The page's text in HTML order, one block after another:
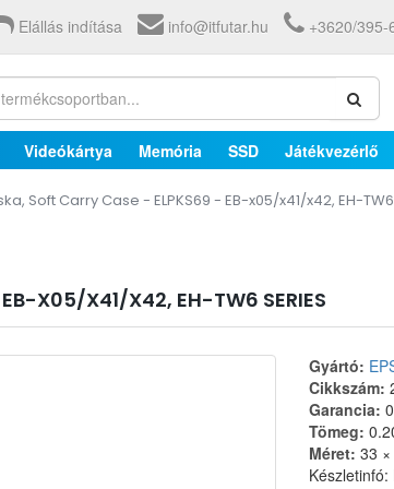
Elállás indítása info@itfutar.hu +3620/
Videókártya Memória SSD Játékvezérlő
Soft Carry Case - ELPKS69 - EB-x05/x41/x42, EH-
EB-X05/X41/X42, EH-TW6 SERIES
Gyártó:
Cikkszám:
Garancia:
Tömeg:
Méret: 33
Készletinfó: